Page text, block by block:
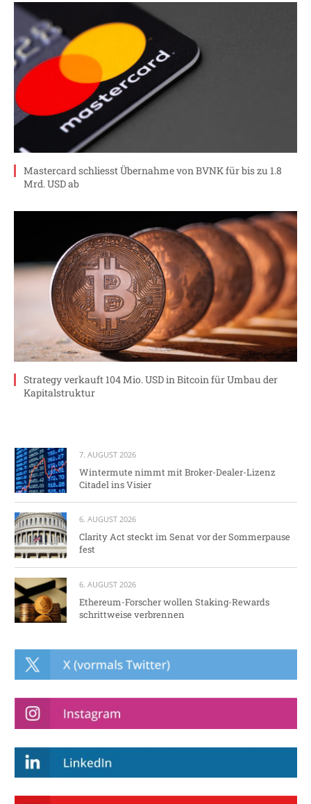
Mastercard schliesst Übernahme von BVNK für bis zu 1.8
Mrd. USD ab
Strategy verkauft 104 Mio. USD in Bitcoin für Umbau der
Kapitalstruktur
7. AUGUST 2026
Wintermute nimmt mit Broker-Dealer-Lizenz
Citadel ins Visier
6. AUGUST 2026
Clarity Act steckt im Senat vor der Sommerpause
fest
6. AUGUST 2026
Ethereum-Forscher wollen Staking-Rewards
schrittweise verbrennen